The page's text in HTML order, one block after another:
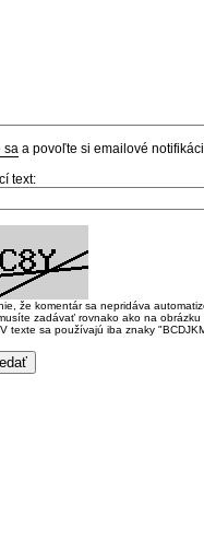
sa a povoľte si emailové
text:
že komentár sa nepridáva
zadávať rovnako ako na
texte sa používajú iba znaky